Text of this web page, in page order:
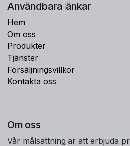
Användbara länkar
Hem
Om oss
Produkter
Tjänster
Försäljningsvillkor
Kontakta oss
Om oss
Vår målsättning är att erbjuda